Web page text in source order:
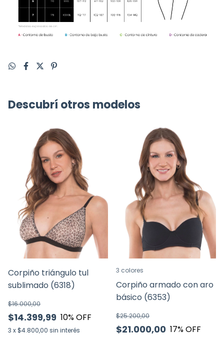
Descubrí otros modelos
Corpiño triángulo tul
sublimado (6318)
$14.399,99
$16.000,00
10% OFF
3 x $4.800,00 sin interés
Corpiño armado con aro
básico (6353)
$21.000,00
$25.200,00
17% OFF
3 colores